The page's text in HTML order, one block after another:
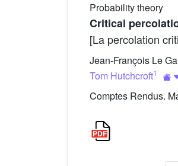
Probability theory
Critical
[La percolation
Jean-François Le
Tom Hutchcroft1
Comptes Rendus.